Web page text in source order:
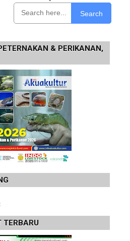
Search
& PERIKANAN,
TERBARU